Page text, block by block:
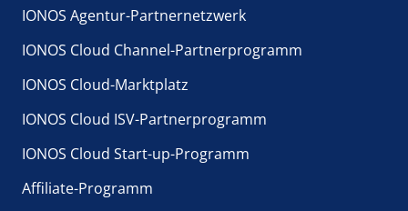
IONOS Agentur-Partnernetzwerk
IONOS Cloud Channel-Partnerprogramm
IONOS Cloud-Marktplatz
IONOS Cloud ISV-Partnerprogramm
IONOS Cloud Start-up-Programm
Affiliate-Programm